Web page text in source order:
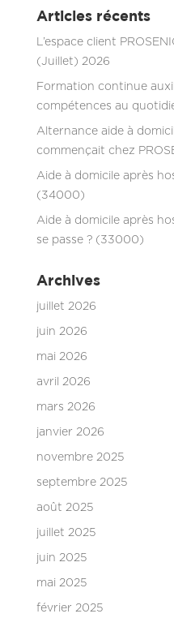
Articles récents
L’espace client
(Juillet) 2026
Formation continue
compétences au
Alternance aide à
commençait chez
Aide à domicile après
(34000)
Aide à domicile après
se passe ? (33000)
Archives
juillet 2026
juin 2026
mai 2026
avril 2026
mars 2026
janvier 2026
novembre 2025
septembre 2025
août 2025
juillet 2025
juin 2025
mai 2025
février 2025